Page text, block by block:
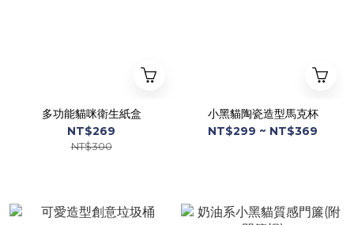
多功能貓咪衛生紙盒
NT$269
NT$300
小黑貓陶瓷造型馬克杯
NT$299 ~ NT$369